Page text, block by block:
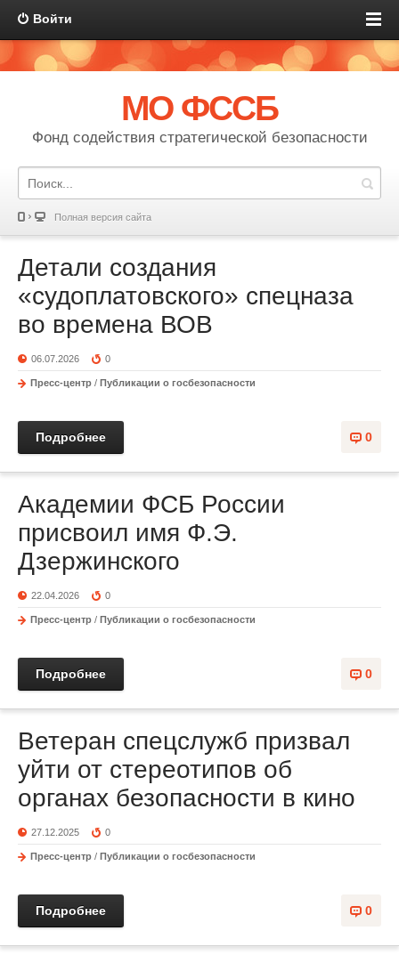
Войти
МО ФССБ
Фонд содействия стратегической безопасности
Полная версия сайта
Детали создания
«судоплатовского» спецназа
во времена ВОВ
06.07.2026 0
Пресс-центр / Публикации о госбезопасности
0
Подробнее
Академии ФСБ России
присвоил имя Ф.Э.
Дзержинского
22.04.2026 0
Пресс-центр / Публикации о госбезопасности
0
Подробнее
Ветеран спецслужб призвал
уйти от стереотипов об
органах безопасности в кино
27.12.2025 0
Пресс-центр / Публикации о госбезопасности
0
Подробнее